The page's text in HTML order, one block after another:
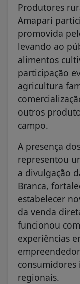
Produtores
Amapari
promovida
levando ao
alimentos
participação
agricultura
outros
campo.
A presença
representou
a divulgação
Branca,
estabelecer
da venda
funcionou
experiências
regionais.